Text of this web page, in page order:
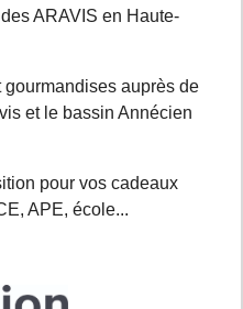
ARAVIS en Haute-
auprès de
et le bassin Annécien
pour vos cadeaux
APE, école...